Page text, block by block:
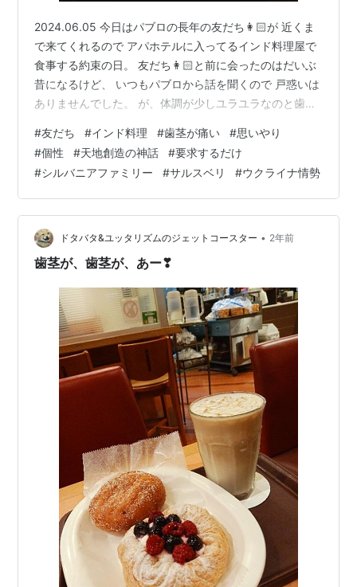
2024.06.05 今日はパブロの長年の友だち👩🏻が 近くま
で来てくれるので アパホテルに入ってるインド料理屋で
食事する約束の日。 友だち👩🏻と前に会ったのはだいぶ
昔になるけど、 いつもパブロから話を聞くので 戸惑いは
ありませんでした。 が、体調が少しユラユラなのと歯茎
と自体が おっくうになってしまった 楽しいと解ってるの
に一瞬戸惑って、 でもふたりで出掛けました やっぱり楽
しく過ごすことができて良かった 何しろパブロと何十年
の付き合いの友だち👩🏻なんです。 それだけ大切にし合
ったものがあるんです パブロをいつまでも思いやってく
れる…
#友だち #インド料理 #歯茎が痛い #思いやり
#個性 #天地創造の神話 #要求するだけ
#シルバニアファミリー #サルスベリ #ウクライナ情勢
ドタバタ&ユッタリズムのジェットコースター • 2年前
歯茎が、歯茎が、あー❣